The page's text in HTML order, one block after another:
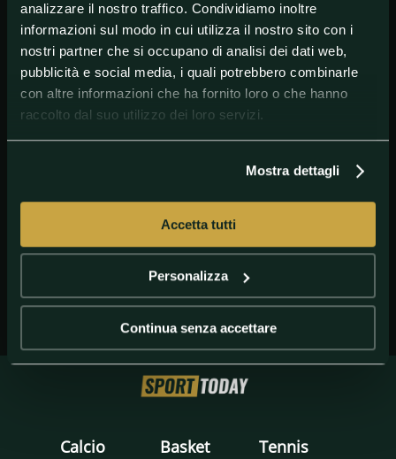
analizzare il nostro traffico. Condividiamo inoltre
informazioni sul modo in cui utilizza il nostro sito con i
nostri partner che si occupano di analisi dei dati web,
pubblicità e social media, i quali potrebbero combinarle
con altre informazioni che ha fornito loro o che hanno
raccolto dal suo utilizzo dei loro servizi.
Mostra dettagli
Accetta tutti
Personalizza
Continua senza accettare
Calcio Basket Tennis